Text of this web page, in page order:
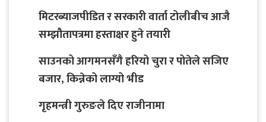
मिटरब्याजपीडित र सरकारी वार्ता टोलीबीच आजै
सम्झौतापत्रमा हस्ताक्षर हुने तयारी
साउनको आगमनसँगै हरियो चुरा र पोतेले सजिए
बजार, किन्नेको लाग्यो भीड
गृहमन्त्री गुरुङले दिए राजीनामा